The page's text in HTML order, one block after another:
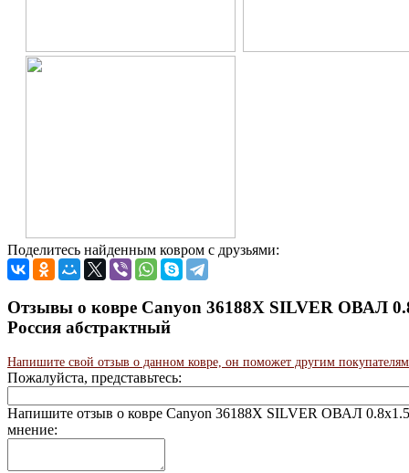
Поделитесь найденным ковром с друзьями:
Отзывы о ковре Canyon 36188X SILVER ОВАЛ
Россия абстрактный
Напишите свой отзыв о данном ковре, он поможет другим
Пожалуйста, представьтесь:
Напишите отзыв о ковре Canyon 36188X SILVER ОВАЛ
мнение: